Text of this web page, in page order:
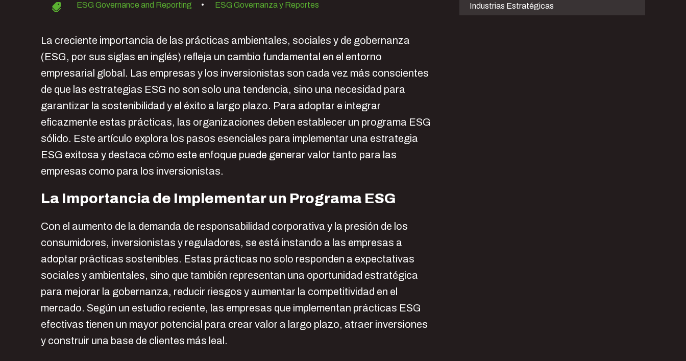
ESG Governance and Reporting • ESG Governanza y Reportes
La creciente importancia de las prácticas ambientales, sociales y de gobernanza
(ESG, por sus siglas en inglés) refleja un cambio fundamental en el entorno
empresarial global. Las empresas y los inversionistas son cada vez más conscientes
de que las estrategias ESG no son solo una tendencia, sino una necesidad para
garantizar la sostenibilidad y el éxito a largo plazo. Para adoptar e integrar
eficazmente estas prácticas, las organizaciones deben establecer un programa ESG
sólido. Este artículo explora los pasos esenciales para implementar una estrategia
ESG exitosa y destaca cómo este enfoque puede generar valor tanto para las
empresas como para los inversionistas.
La Importancia de Implementar un Programa ESG
Con el aumento de la demanda de responsabilidad corporativa y la presión de los
consumidores, inversionistas y reguladores, se está instando a las empresas a
adoptar prácticas sostenibles. Estas prácticas no solo responden a expectativas
sociales y ambientales, sino que también representan una oportunidad estratégica
para mejorar la gobernanza, reducir riesgos y aumentar la competitividad en el
mercado. Según un estudio reciente, las empresas que implementan prácticas ESG
efectivas tienen un mayor potencial para crear valor a largo plazo, atraer inversiones
y construir una base de clientes más leal.
Industrias Estratégicas